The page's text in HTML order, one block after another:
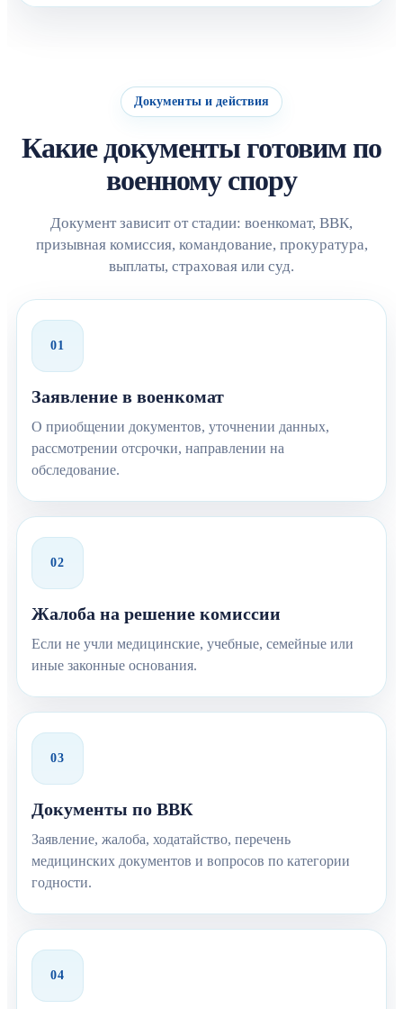
Документы и действия
Какие документы готовим по
военному спору
Документ зависит от стадии: военкомат, ВВК,
призывная комиссия, командование, прокуратура,
выплаты, страховая или суд.
01
Заявление в военкомат
О приобщении документов, уточнении данных,
рассмотрении отсрочки, направлении на
обследование.
02
Жалоба на решение комиссии
Если не учли медицинские, учебные, семейные или
иные законные основания.
03
Документы по ВВК
Заявление, жалоба, ходатайство, перечень
медицинских документов и вопросов по категории
годности.
04